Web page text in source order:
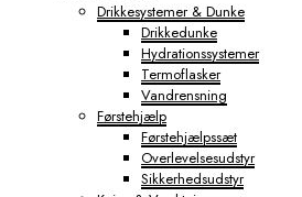
Drikkesystemer & Dunke
Drikkedunke
Hydrationssystemer
Termoflasker
Vandrensning
Førstehjælp
Førstehjælpssæt
Overlevelsesudstyr
Sikkerhedsudstyr